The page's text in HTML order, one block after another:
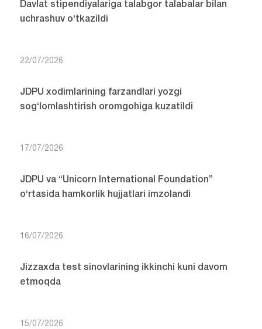
Davlat stipendiyalariga talabgor talabalar bilan
uchrashuv o‘tkazildi
22/07/2026
JDPU xodimlarining farzandlari yozgi
sog‘lomlashtirish oromgohiga kuzatildi
17/07/2026
JDPU va “Unicorn International Foundation”
o‘rtasida hamkorlik hujjatlari imzolandi
16/07/2026
Jizzaxda test sinovlarining ikkinchi kuni davom
etmoqda
15/07/2026